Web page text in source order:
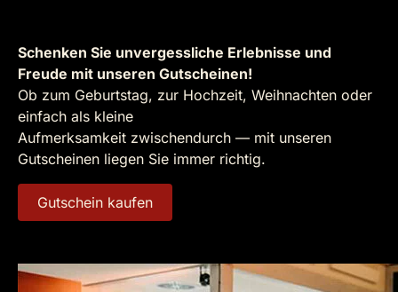
Schenken Sie unvergessliche Erlebnisse und
Freude mit unseren Gutscheinen!
Ob zum Geburtstag, zur Hochzeit, Weihnachten oder
einfach als kleine
Aufmerksamkeit zwischendurch — mit unseren
Gutscheinen liegen Sie immer richtig.
Gutschein kaufen